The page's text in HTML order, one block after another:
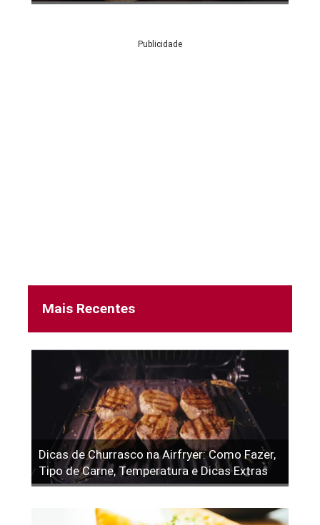
Publicidade
Mais Recentes
Dicas de Churrasco na Airfryer: Como Fazer,
Tipo de Carne, Temperatura e Dicas Extras